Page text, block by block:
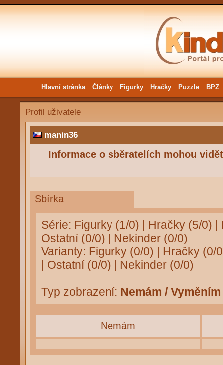
Hlavní stránka Články Figurky Hračky Puzzle BPZ
Profil uživatele
manin36
Informace o sběratelích mohou
Sbírka
Série: Figurky (1/0) | Hračky (5/0) |
Ostatní (0/0) | Nekinder (0/0)
Varianty: Figurky (0/0) | Hračky (0/
| Ostatní (0/0) | Nekinder (0/0)
Typ zobrazení: Nemám / Vyměním
Nemám